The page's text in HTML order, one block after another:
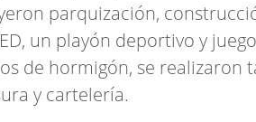
parquización,
un playón deportivo y
de hormigón, se realizaron
y cartelería.